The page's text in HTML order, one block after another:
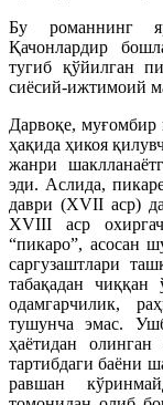
Бу романнинг
Қачонлардир
тугиб қўйилган
сиёсий-ижтимоий
Дарвоқе, муғомбир
ҳақида ҳикоя
жанри
эди. Аслида,
даври (XVII аср)
XVIII аср
“пикаро”, асосан
саргузаштлари
табақадан чиққан
одамгарчилик,
тушунча эмас.
ҳаётидан олинган
тартибдаги баёни
равшан